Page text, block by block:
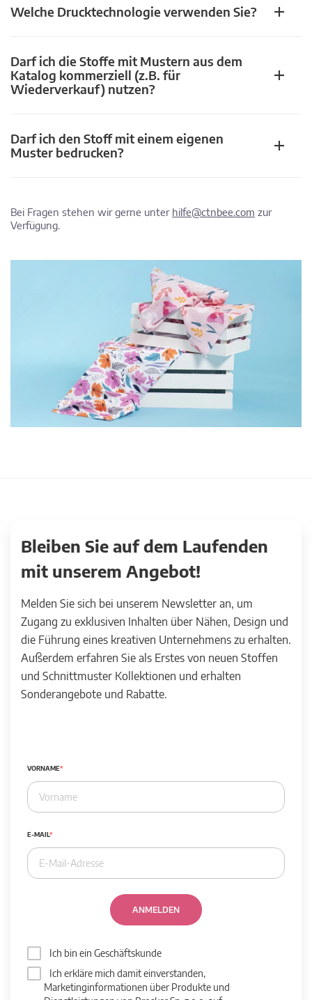
Welche Drucktechnologie verwenden Sie?
Darf ich die Stoffe mit Mustern aus dem
Katalog kommerziell (z.B. für
Wiederverkauf) nutzen?
Darf ich den Stoff mit einem eigenen
Muster bedrucken?
Bei Fragen stehen wir gerne unter hilfe@ctnbee.com zur
Verfügung.
Bleiben Sie auf dem Laufenden
mit unserem Angebot!
Melden Sie sich bei unserem Newsletter an, um
Zugang zu exklusiven Inhalten über Nähen, Design und
die Führung eines kreativen Unternehmens zu erhalten.
Außerdem erfahren Sie als Erstes von neuen Stoffen
und Schnittmuster Kollektionen und erhalten
Sonderangebote und Rabatte.
VORNAME
E-MAIL
ANMELDEN
Ich bin ein Geschäftskunde
Ich erkläre mich damit einverstanden,
Marketinginformationen über Produkte und